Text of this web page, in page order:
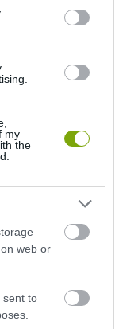
my
the
web or
sent to
MENEKÜLT
PRÓBÁLT